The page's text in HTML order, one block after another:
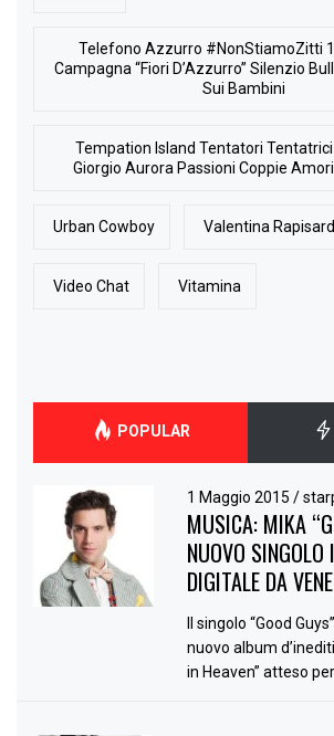
Telefono Azzurro #NonStiamoZitti
Campagna “Fiori D’Azzurro” Silenzio
Sui Bambini
Tempation Island Tentatori
Giorgio Aurora Passioni Coppie
Urban Cowboy Valentina
Video Chat Vitamina
POPULAR
1 Maggio 2015/
MUSICA: MIKA
NUOVO
DIGITALE DA
Il singolo “Good
nuovo album
in Heaven” atteso